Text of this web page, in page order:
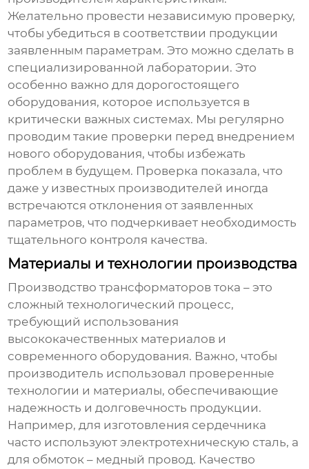
Желательно провести независимую проверку,
чтобы убедиться в соответствии продукции
заявленным параметрам. Это можно сделать в
специализированной лаборатории. Это
особенно важно для дорогостоящего
оборудования, которое используется в
критически важных системах. Мы регулярно
проводим такие проверки перед внедрением
нового оборудования, чтобы избежать
проблем в будущем. Проверка показала, что
даже у известных производителей иногда
встречаются отклонения от заявленных
параметров, что подчеркивает необходимость
тщательного контроля качества.
Материалы и технологии производства
Производствотрансформаторов тока – это
сложный технологический процесс,
требующий использования
высококачественных материалов и
современного оборудования. Важно, чтобы
производитель использовал проверенные
технологии и материалы, обеспечивающие
надежность и долговечность продукции.
Например, для изготовления сердечника
часто используют электротехническую сталь, а
для обмоток – медный провод. Качество